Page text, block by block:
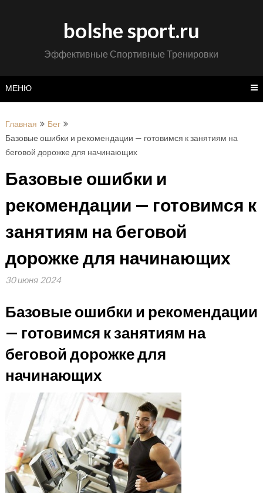
bolshe sport.ru
Эффективные Спортивные Тренировки
МЕНЮ
Главная
Бег
Базовые ошибки и рекомендации — готовимся к занятиям на
беговой дорожке для начинающих
Базовые ошибки и
рекомендации — готовимся к
занятиям на беговой
дорожке для начинающих
30 июня 2024
Базовые ошибки и рекомендации
— готовимся к занятиям на
беговой дорожке для
начинающих